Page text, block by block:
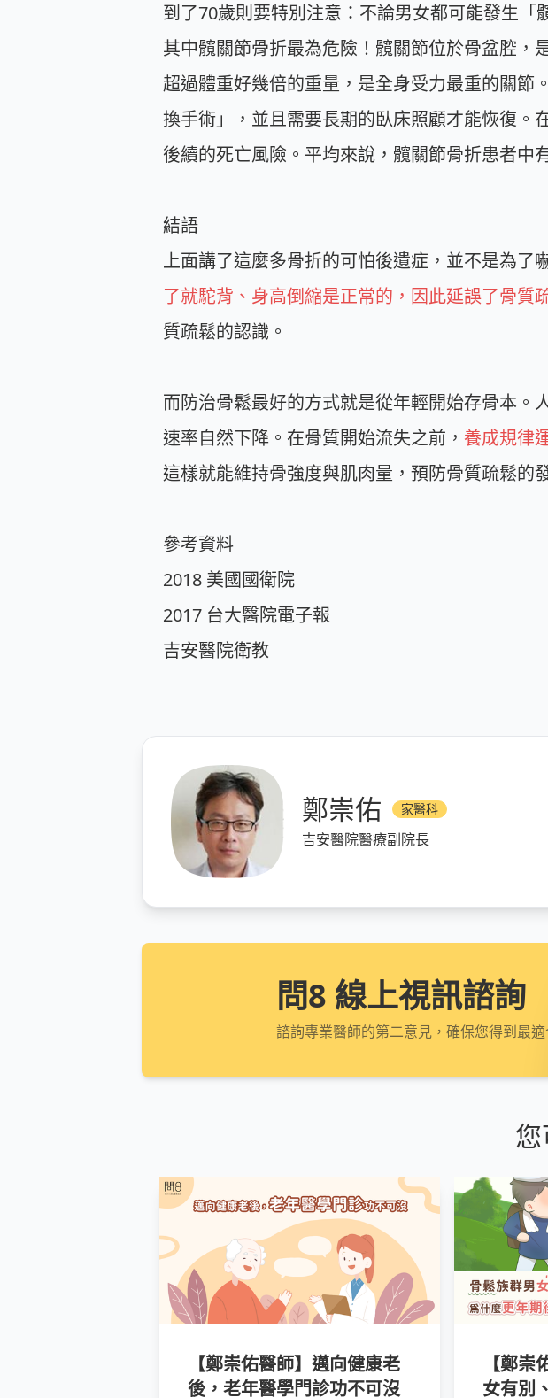
到了70歲則要特別注意：不論男女都可能發生「
其中髖關節骨折最為危險！髖關節位於骨盆腔
超過體重好幾倍的重量，是全身受力最重的關
換手術」，並且需要長期的臥床照顧才能恢復。
後續的死亡風險。平均來說，髖關節骨折患者中
結語
上面講了這麼多骨折的可怕後遺症，並不是為了
了就駝背、身高倒縮是正常的，因此延誤了骨質
質疏鬆的認識。
而防治骨鬆最好的方式就是從年輕開始存骨本。
速率自然下降。在骨質開始流失之前， 養成規律
這樣就能維持骨強度與肌肉量，預防骨質疏鬆的
參考資料
2018 美國國衛院
2017 台大醫院電子報
吉安醫院衛教
鄭崇佑 家醫科
吉安醫院醫療副院長
問8 線上視訊諮詢
諮詢專業醫師的第二意見，確保您得到最
【鄭崇佑醫師】邁向健康老
後，老年醫學門診功不可沒
【鄭
女有別